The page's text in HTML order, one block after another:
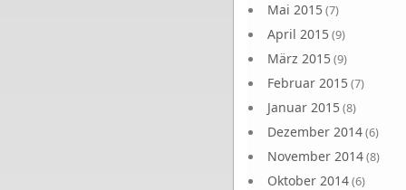
Mai 2015(7)
April 2015(9)
März 2015(9)
Februar 2015(7)
Januar 2015(8)
Dezember 2014(6)
November 2014(8)
Oktober 2014(6)